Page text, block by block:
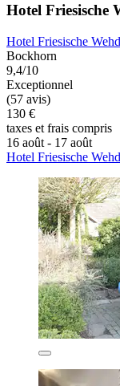
Hotel Friesische
Hotel Friesische
Bockhorn
9,4/10
Exceptionnel
(57 avis)
130 €
taxes et frais compris
16 août - 17 août
Hotel Friesische